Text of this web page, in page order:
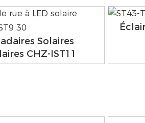
Solaires
CHZ-IST11